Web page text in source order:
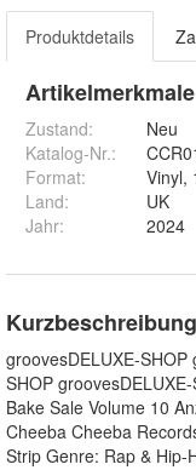
Produktdetails
Artikelmerkmale
Zustand:
Neu
Katalog-Nr.:
Format:
Vinyl,
Land:
UK
Jahr: 2024
Kurzbeschreibung
groovesDELUXE-SHOP
SHOP
Bake Sale Volume 10
Cheeba Cheeba
Strip Genre: Rap & Hip-